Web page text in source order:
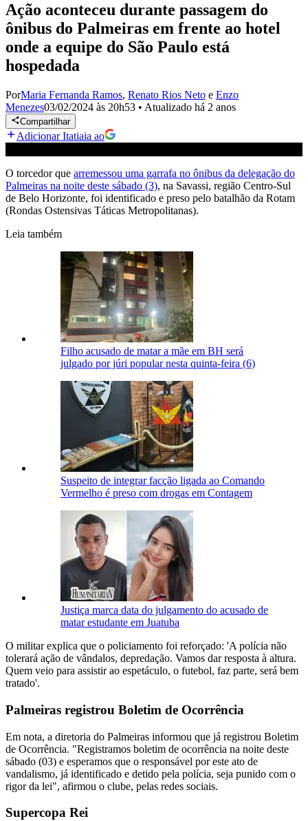
Ação aconteceu durante passagem do
ônibus do Palmeiras em frente ao hotel
onde a equipe do São Paulo está
hospedada
PorMaria Fernanda Ramos, Renato Rios Neto e Enzo
Menezes03/02/2024 às 20h53 • Atualizado há 2 anos
Compartilhar
Adicionar Itatiaia ao
O torcedor que arremessou uma garrafa no ônibus da delegação do
Palmeiras na noite deste sábado (3), na Savassi, região Centro-Sul
de Belo Horizonte, foi identificado e preso pelo batalhão da Rotam
(Rondas Ostensivas Táticas Metropolitanas).
Leia também
Filho acusado de matar a mãe em BH será
julgado por júri popular nesta quinta-feira (6)
Suspeito de integrar facção ligada ao Comando
Vermelho é preso com drogas em Contagem
Justiça marca data do julgamento do acusado de
matar estudante em Juatuba
O militar explica que o policiamento foi reforçado: 'A polícia não
tolerará ação de vândalos, depredação. Vamos dar resposta à altura.
Quem veio para assistir ao espetáculo, o futebol, faz parte, será bem
tratado'.
Palmeiras registrou Boletim de Ocorrência
Em nota, a diretoria do Palmeiras informou que já registrou Boletim
de Ocorrência. "Registramos boletim de ocorrência na noite deste
sábado (03) e esperamos que o responsável por este ato de
vandalismo, já identificado e detido pela polícia, seja punido com o
rigor da lei", afirmou o clube, pelas redes sociais.
Supercopa Rei